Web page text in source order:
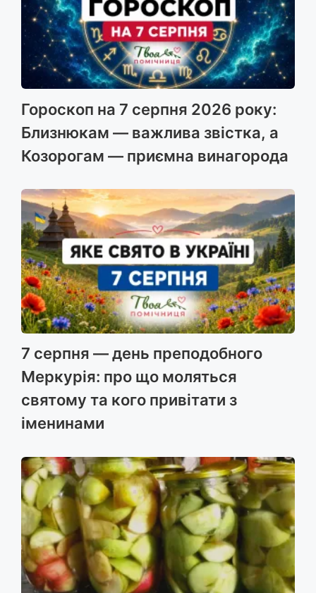
Гороскоп на 7 серпня 2026 року:
Близнюкам — важлива звістка, а
Козорогам — приємна винагорода
7 серпня — день преподобного
Меркурія: про що моляться
святому та кого привітати з
іменинами